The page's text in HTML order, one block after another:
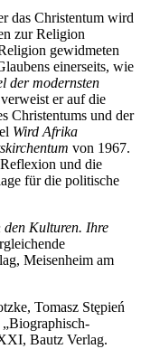
das Christentum wird
zur Religion
gewidmeten
einerseits, wie
der modernsten
er auf die
Christentums und der
Wird Afrika
von 1967.
und die
für die politische
den Kulturen. Ihre
Meisenheim am
Tomasz Stępień
Bautz Verlag.